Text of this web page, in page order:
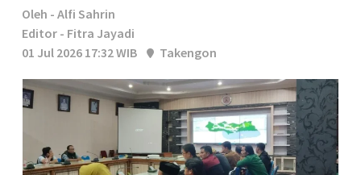
Oleh - Alfi Sahrin
Editor - Fitra Jayadi
01 Jul 2026 17:32 WIB
Takengon